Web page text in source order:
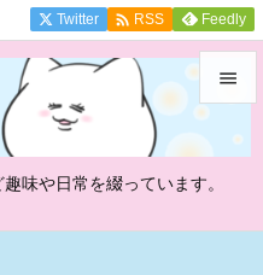
味や日常を綴っています。

メニュ
Twitter  RSS Feedly